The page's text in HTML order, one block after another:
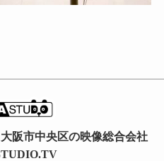
大阪市中央区の映像総合会社